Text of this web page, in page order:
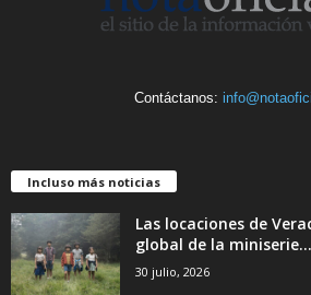
Contáctanos:
Incluso más noticias
Las locaciones de
global de la miniserie...
30 julio, 2026